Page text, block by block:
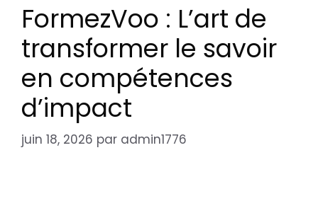
FormezVoo : L’art de
transformer le savoir
en compétences
d’impact
juin 18, 2026 par admin1776